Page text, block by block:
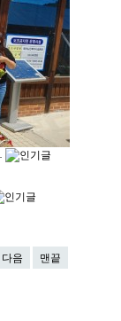
다음 맨끝